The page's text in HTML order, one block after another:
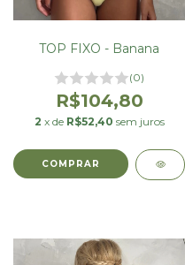
TOP FIXO - Banana
(0)
R$104,80
2 x de R$52,40 sem juros
COMPRAR